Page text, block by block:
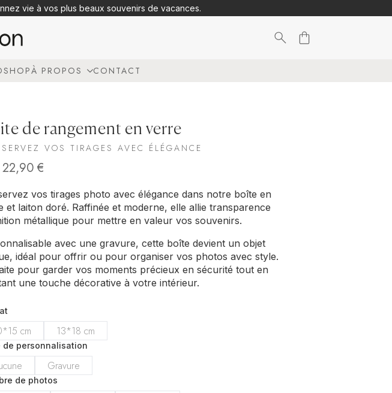
vie à vos plus beaux souvenirs de vacances.
SHOPÀ PROPOS CONTACT
de rangement en verre
VOS TIRAGES AVEC ÉLÉGANCE
22,90 €
vos tirages photo avec élégance dans notre boîte en
et laiton doré. Raffinée et moderne, elle allie transparence
métallique pour mettre en valeur vos souvenirs.
avec une gravure, cette boîte devient un objet
idéal pour offrir ou pour organiser vos photos avec style.
pour garder vos moments précieux en sécurité tout en
une touche décorative à votre intérieur.
cm 13*18 cm
de personnalisation
Gravure
de photos